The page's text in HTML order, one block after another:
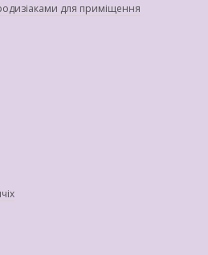
для приміщення